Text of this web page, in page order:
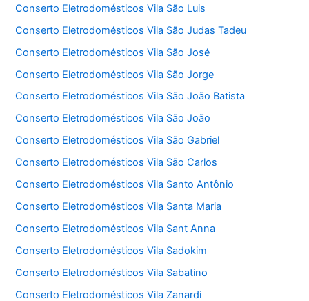
Conserto Eletrodomésticos Vila São Luis
Conserto Eletrodomésticos Vila São Judas Tadeu
Conserto Eletrodomésticos Vila São José
Conserto Eletrodomésticos Vila São Jorge
Conserto Eletrodomésticos Vila São João Batista
Conserto Eletrodomésticos Vila São João
Conserto Eletrodomésticos Vila São Gabriel
Conserto Eletrodomésticos Vila São Carlos
Conserto Eletrodomésticos Vila Santo Antônio
Conserto Eletrodomésticos Vila Santa Maria
Conserto Eletrodomésticos Vila Sant Anna
Conserto Eletrodomésticos Vila Sadokim
Conserto Eletrodomésticos Vila Sabatino
Conserto Eletrodomésticos Vila Zanardi